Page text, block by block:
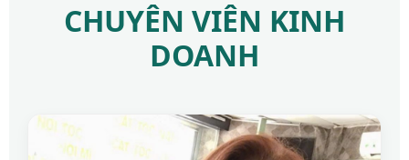
CHUYÊN VIÊN KINH
DOANH